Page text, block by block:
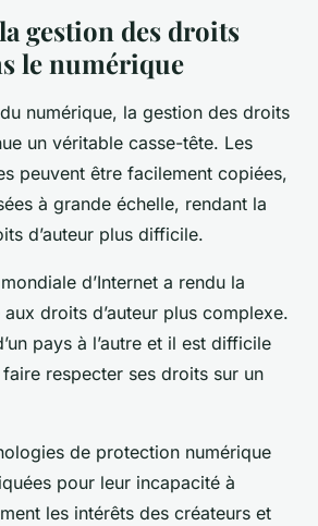
gestion des droits
le numérique
numérique, la gestion des droits
un véritable casse-tête. Les
peuvent être facilement copiées,
à grande échelle, rendant la
d’auteur plus difficile.
d’Internet a rendu la
droits d’auteur plus complexe.
pays à l’autre et il est difficile
respecter ses droits sur un
de protection numérique
pour leur incapacité à
les intérêts des créateurs et